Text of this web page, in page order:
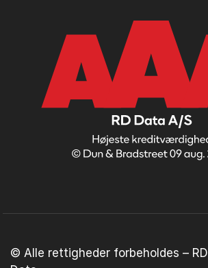
© Alle rettigheder forbeholdes – RD